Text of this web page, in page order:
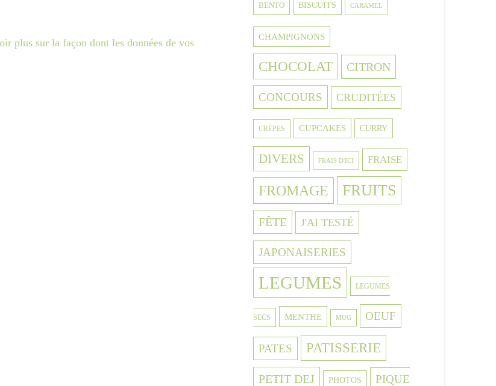
plus sur la façon dont les données de vos
BENTO BISCUITS CARAMEL
CHAMPIGNONS
CHOCOLAT CITRON
CONCOURS CRUDITÉES
CRÈPES CUPCAKES CURRY
DIVERS FRAIS D'ICI FRAISE
FROMAGE FRUITS
FÊTE J'AI TESTÉ
JAPONAISERIES
LEGUMES LEGUMES
SECS MENTHE MUG OEUF
PATES PATISSERIE
PETIT DEJ PHOTOS PIQUE